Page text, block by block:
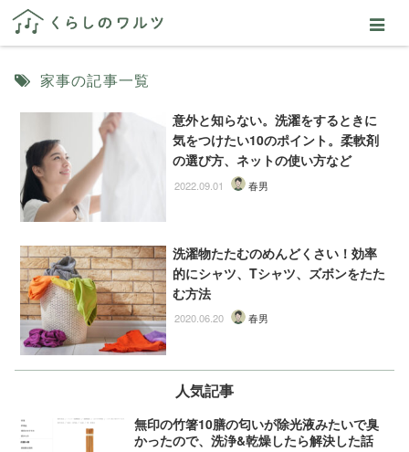
家事の記事一覧
意外と知らない。洗濯をするときに
気をつけたい10のポイント。柔軟剤
の選び方、ネットの使い方など
2022.09.01 春男
洗濯物たたむのめんどくさい！効率
的にシャツ、Tシャツ、ズボンをたた
む方法
2020.06.20 春男
人気記事
無印の竹箸10膳の匂いが除光液みたいで臭
かったので、洗浄&乾燥したら解決した話